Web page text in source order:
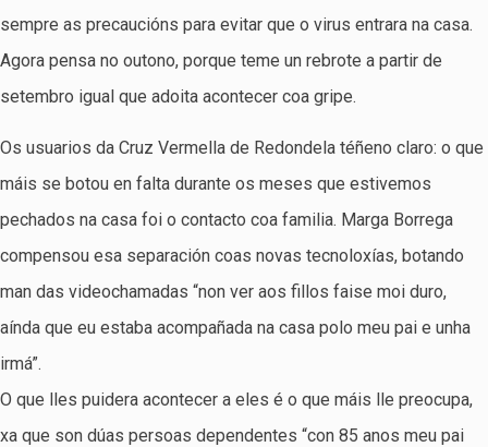
sempre as precaucións para evitar que o virus entrara na casa.
Agora pensa no outono, porque teme un rebrote a partir de
setembro igual que adoita acontecer coa gripe.
Os usuarios da Cruz Vermella de Redondela téñeno claro: o que
máis se botou en falta durante os meses que estivemos
pechados na casa foi o contacto coa familia. Marga Borrega
compensou esa separación coas novas tecnoloxías, botando
man das videochamadas “non ver aos fillos faise moi duro,
aínda que eu estaba acompañada na casa polo meu pai e unha
irmá”.
O que lles puidera acontecer a eles é o que máis lle preocupa,
xa que son dúas persoas dependentes “con 85 anos meu pai